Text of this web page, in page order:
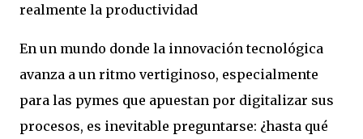
En un mundo donde la innovación tecnológica
avanza a un ritmo vertiginoso, especialmente
para las pymes que apuestan por digitalizar sus
procesos, es inevitable preguntarse: ¿hasta qué